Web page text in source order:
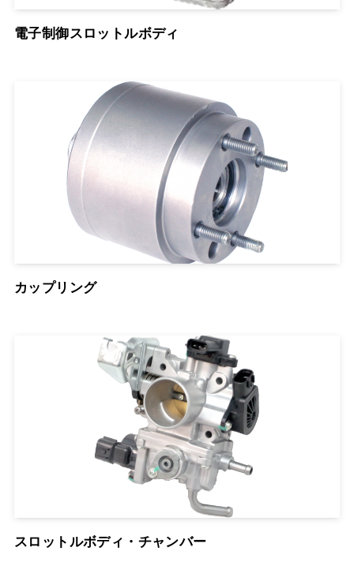
電子制御スロットルボディ
カップリング
スロットルボディ・チャンバー